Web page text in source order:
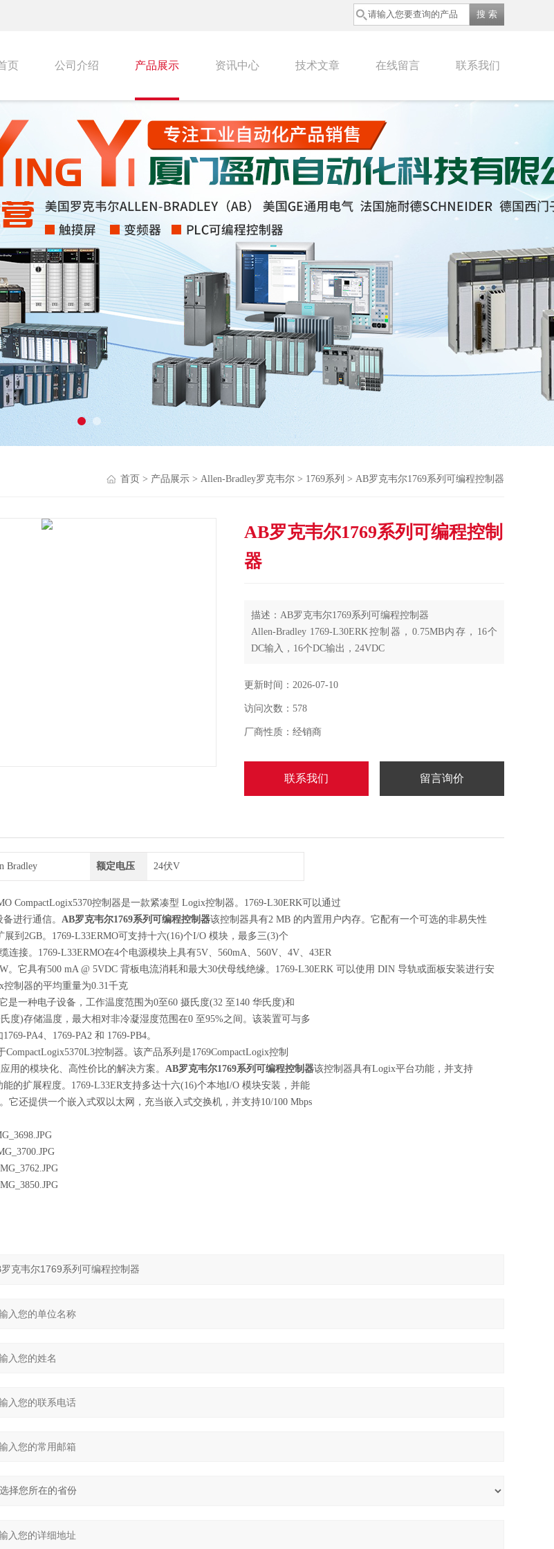
页 公司介绍 产品展示 资讯中心 技术文章 在线留言 联系我们
首页 > 产品展示 > Allen-Bradley罗克韦尔 > 1769系列 > AB罗克韦尔1769系列可编程控制器
AB罗克韦尔1769系列可编程控制
器
描述：AB罗克韦尔1769系列可编程控制器
Allen-Bradley 1769-L30ERK控制器，0.75MB内存，16个
DC输入，16个DC输出，24VDC
更新时间：2026-07-10
访问次数：578
厂商性质：经销商
联系我们 留言询价
Bradley 额定电压 24伏V
CompactLogix5370控制器是一款紧凑型 Logix控制器。1769-L30ERK可以通过
进行通信。 AB罗克韦尔1769系列可编程控制器该控制器具有2 MB 的内置用户内存。它配有一个可选的非易失性
到2GB。1769-L33ERMO可支持十六(16)个I/O 模块，最多三(3)个
连接。1769-L33ERMO在4个电源模块上具有5V、560mA、560V、4V、43ER
。它具有500 mA @ 5VDC 背板电流消耗和最大30伏母线绝缘。1769-L30ERK 可以使用 DIN 导轨或面板安装进行安
控制器的平均重量为0.31千克
是一种电子设备，工作温度范围为0至60 摄氏度(32 至140 华氏度)和
度)存储温度，最大相对非冷凝湿度范围在0 至95%之间。该装置可与多
PA4、1769-PA2 和 1769-PB4。
CompactLogix5370L3控制器。该产品系列是1769CompactLogix控制
用的模块化、高性价比的解决方案。 AB罗克韦尔1769系列可编程控制器该控制器具有Logix平台功能，并支持
的扩展程度。1769-L33ER支持多达十六(16)个本地I/O 模块安装，并能
它还提供一个嵌入式双以太网，充当嵌入式交换机，并支持10/100 Mbps